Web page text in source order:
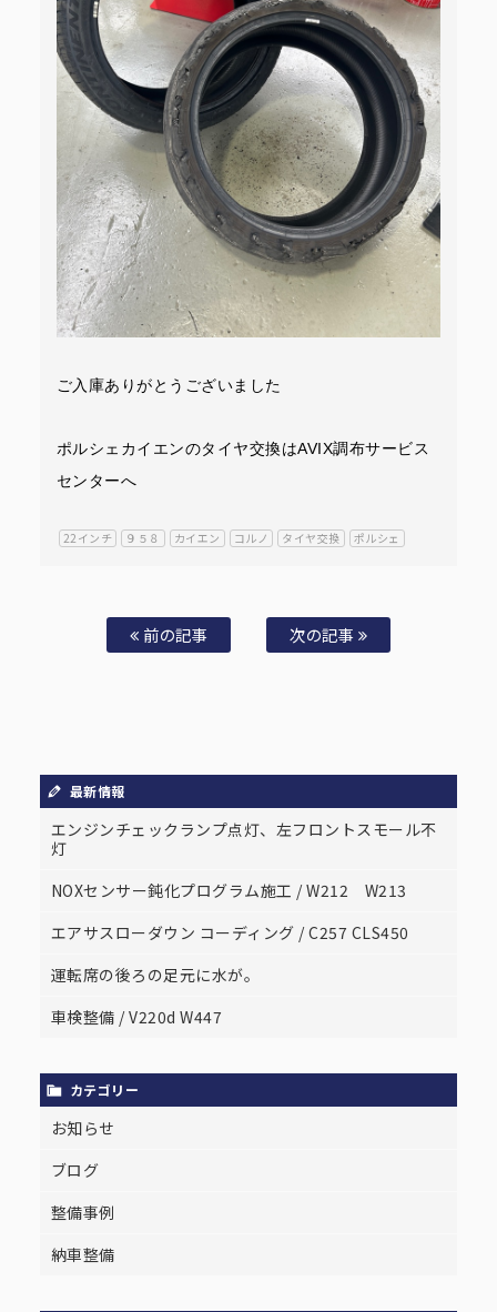
ご入庫ありがとうございました
ポルシェカイエンのタイヤ交換はAVIX調布サービス
センターへ
22インチ ９５８ カイエン コルノ タイヤ交換 ポルシェ
前の記事 次の記事
最新情報
エンジンチェックランプ点灯、左フロントスモール不
灯
NOXセンサー鈍化プログラム施工 / W212 W213
エアサスローダウン コーディング / C257 CLS450
運転席の後ろの足元に水が。
車検整備 / V220d W447
カテゴリー
お知らせ
ブログ
整備事例
納車整備